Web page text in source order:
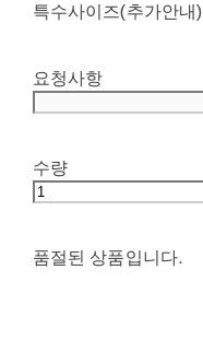
특수사이즈(추가안내)
요청사항
수량
품절된 상품입니다.